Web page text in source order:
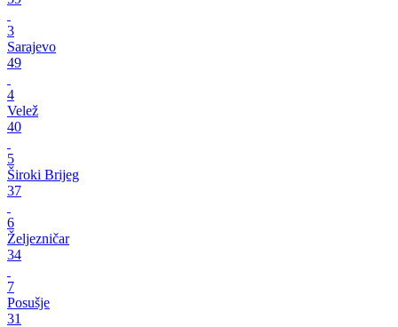
3
Sarajevo
49
4
Velež
40
5
Široki Brijeg
37
6
Željezničar
34
7
Posušje
31